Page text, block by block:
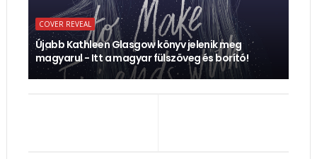
COVER REVEAL
Újabb Kathleen Glasgow könyv jelenik meg
magyarul - Itt a magyar fülszöveg és borító!